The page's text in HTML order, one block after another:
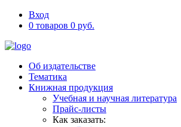
Вход
0 товаров 0 руб.
Об издательстве
Тематика
Книжная продукция
Учебная и научная литература
Прайс-листы
Как заказать: